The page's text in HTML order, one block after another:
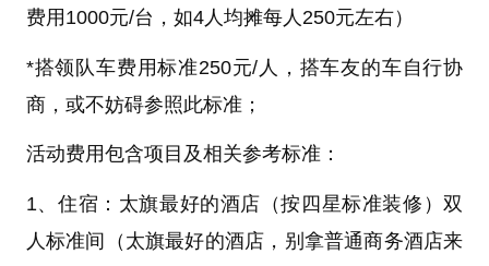
费用1000元/台，如4人均摊每人250元左右）
*搭领队车费用标准250元/人，搭车友的车自行协
商，或不妨碍参照此标准；
活动费用包含项目及相关参考标准：
1、住宿： 太旗最好的酒店（按四星标准装修）双
人标准间（太旗最好的酒店，别拿普通商务酒店来